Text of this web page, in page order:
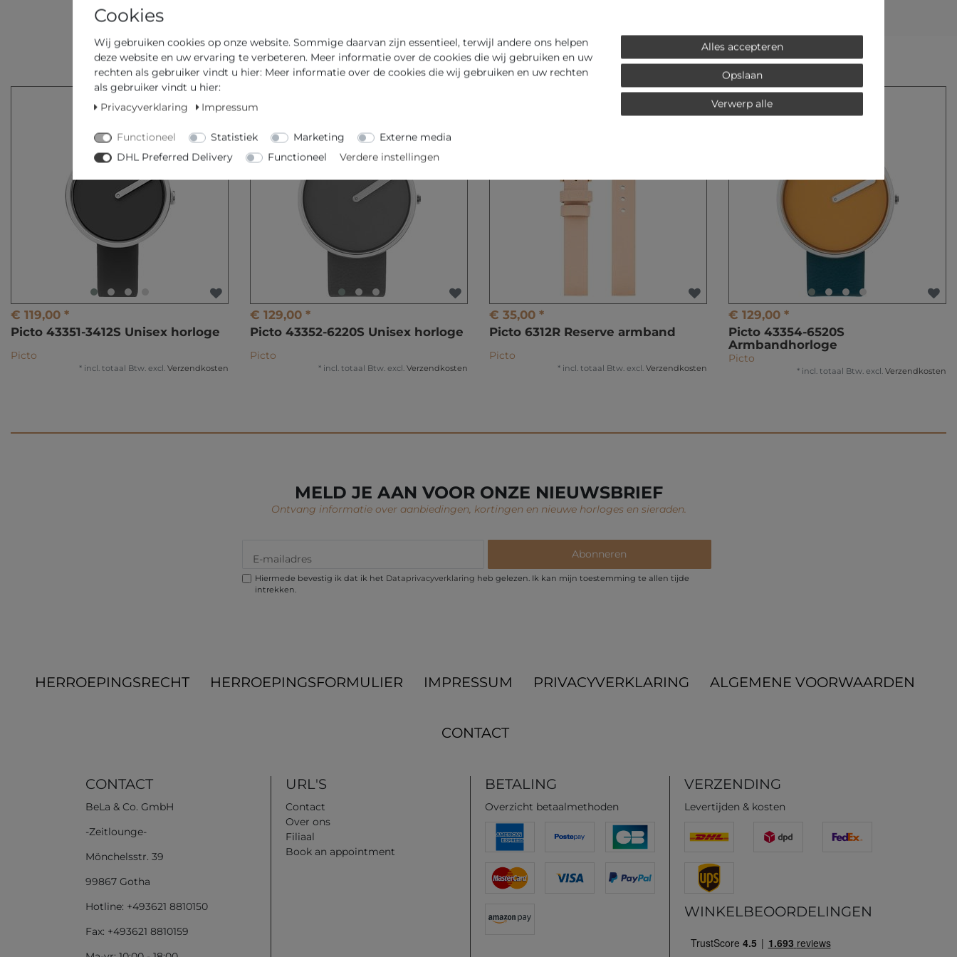
MEHR VON PICTO
€ 119,00 *
Picto 43351-3412S Unisex horloge
Picto
* incl. totaal Btw. excl. Verzendkosten
€ 129,00 *
Picto 43352-6220S Unisex horloge
Picto
* incl. totaal Btw. excl. Verzendkosten
€ 35,00 *
Picto 6312R Reserve armband
Picto
* incl. totaal Btw. excl. Verzendkosten
€ 129,00 *
Picto 43354-6520S
Armbandhorloge
Picto
* incl. totaal Btw. excl. Verzendkosten
MELD JE AAN VOOR ONZE NIEUWSBRIEF
Ontvang informatie over aanbiedingen, kortingen en nieuwe horloges en sieraden.
Abonneren
Hiermede bevestig ik dat ik het Data­privacy­verklaring heb gelezen. Ik kan mijn toestemming te allen tijde
intrekken.
HERROEPINGS­RECHT HERROEPINGS­FORMULIER IMPRESSUM PRIVACYVERKLARING ALGEMENE VOORWAARDEN
CONTACT
CONTACT
BeLa & Co. GmbH
-Zeitlounge-
Mönchelsstr. 39
99867 Gotha
Hotline: +493621 8810150
Fax: +493621 8810159
URL'S
Contact
Over ons
Filiaal
Book an appointment
BETALING
Overzicht betaalmethoden
VERZENDING
Levertijden & kosten
WINKELBEOORDELINGEN
Cookies
Wij gebruiken cookies op onze website. Sommige daarvan zijn essentieel, terwijl andere ons helpen
deze website en uw ervaring te verbeteren. Meer informatie over de cookies die wij gebruiken en uw
rechten als gebruiker vindt u hier: Meer informatie over de cookies die wij gebruiken en uw rechten
als gebruiker vindt u hier:
Privacyverklaring
Impressum
Functioneel Statistiek Marketing
Externe media
DHL Preferred Delivery
Functioneel Verdere instellingen
Alles accepteren
Opslaan
Verwerp alle